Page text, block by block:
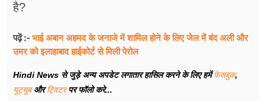
है?
पढ़ें :- भाई अबान अहमद के जनाजे में शामिल होने के लिए जेल में बंद अली और
उमर को इलाहाबाद हाईकोर्ट से मिली पेरोल
Hindi News से जुड़े अन्य अपडेट लगातार हासिल करने के लिए हमेंफेसबुक,
यूट्यूबऔरट्विटरपर फॉलो करे...